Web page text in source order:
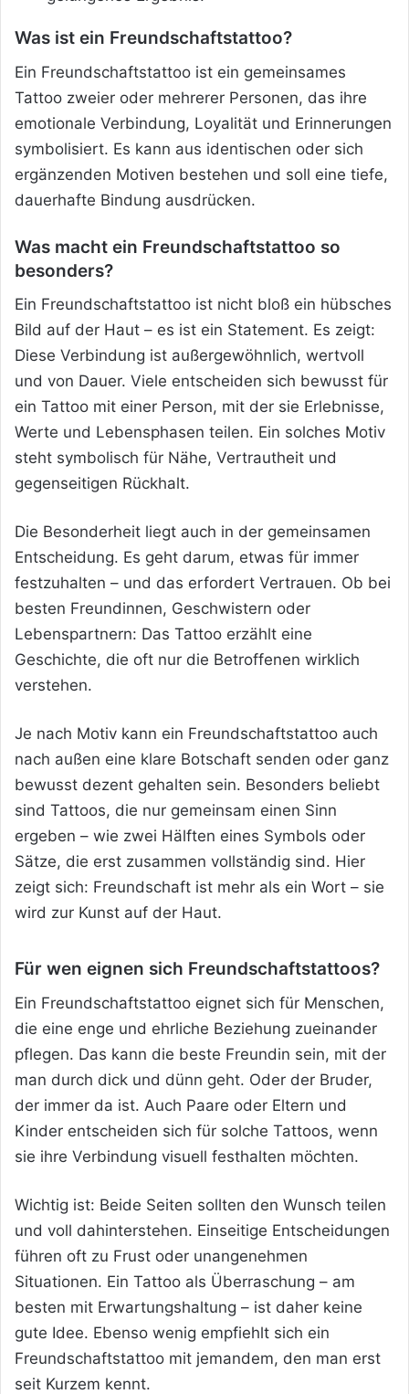
Was ist ein Freundschaftstattoo?
Ein Freundschaftstattoo ist ein gemeinsames
Tattoo zweier oder mehrerer Personen, das ihre
emotionale Verbindung, Loyalität und Erinnerungen
symbolisiert. Es kann aus identischen oder sich
ergänzenden Motiven bestehen und soll eine tiefe,
dauerhafte Bindung ausdrücken.
Was macht ein Freundschaftstattoo so
besonders?
Ein Freundschaftstattoo ist nicht bloß ein hübsches
Bild auf der Haut – es ist ein Statement. Es zeigt:
Diese Verbindung ist außergewöhnlich, wertvoll
und von Dauer. Viele entscheiden sich bewusst für
ein Tattoo mit einer Person, mit der sie Erlebnisse,
Werte und Lebensphasen teilen. Ein solches Motiv
steht symbolisch für Nähe, Vertrautheit und
gegenseitigen Rückhalt.
Die Besonderheit liegt auch in der gemeinsamen
Entscheidung. Es geht darum, etwas für immer
festzuhalten – und das erfordert Vertrauen. Ob bei
besten Freundinnen, Geschwistern oder
Lebenspartnern: Das Tattoo erzählt eine
Geschichte, die oft nur die Betroffenen wirklich
verstehen.
Je nach Motiv kann ein Freundschaftstattoo auch
nach außen eine klare Botschaft senden oder ganz
bewusst dezent gehalten sein. Besonders beliebt
sind Tattoos, die nur gemeinsam einen Sinn
ergeben – wie zwei Hälften eines Symbols oder
Sätze, die erst zusammen vollständig sind. Hier
zeigt sich: Freundschaft ist mehr als ein Wort – sie
wird zur Kunst auf der Haut.
Für wen eignen sich Freundschaftstattoos?
Ein Freundschaftstattoo eignet sich für Menschen,
die eine enge und ehrliche Beziehung zueinander
pflegen. Das kann die beste Freundin sein, mit der
man durch dick und dünn geht. Oder der Bruder,
der immer da ist. Auch Paare oder Eltern und
Kinder entscheiden sich für solche Tattoos, wenn
sie ihre Verbindung visuell festhalten möchten.
Wichtig ist: Beide Seiten sollten den Wunsch teilen
und voll dahinterstehen. Einseitige Entscheidungen
führen oft zu Frust oder unangenehmen
Situationen. Ein Tattoo als Überraschung – am
besten mit Erwartungshaltung – ist daher keine
gute Idee. Ebenso wenig empfiehlt sich ein
Freundschaftstattoo mit jemandem, den man erst
seit Kurzem kennt.